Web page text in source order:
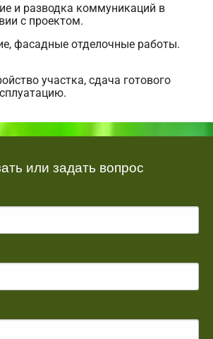
и разводка коммуникаций в
с проектом.
фасадные отделочные работы.
участка, сдача готового
или задать вопрос